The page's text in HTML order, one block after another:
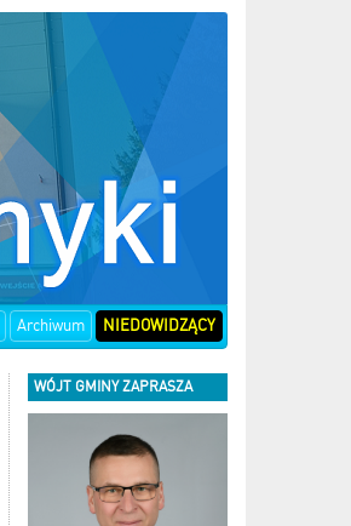
Archiwum NIEDOWIDZĄCY
WÓJT GMINY ZAPRASZA